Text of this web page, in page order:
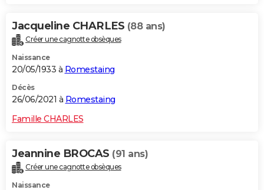
Jacqueline CHARLES (88 ans)
Créer une cagnotte obsèques
Naissance
20/05/1933 à Romestaing
Décès
26/06/2021 à Romestaing
Famille CHARLES
Jeannine BROCAS (91 ans)
Créer une cagnotte obsèques
Naissance